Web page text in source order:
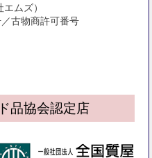
ムズ）
古物商許可番号
品協会認定店